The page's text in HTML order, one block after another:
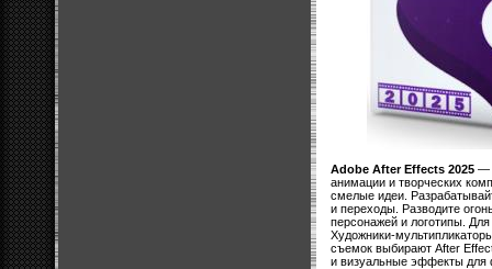
Adobe After Effects 2025 —
анимации и творческих
смелые идеи.
и переходы. Разводите
персонажей и логотипы.
Художники-
съемок выбирают After
и визуальные эффекты для